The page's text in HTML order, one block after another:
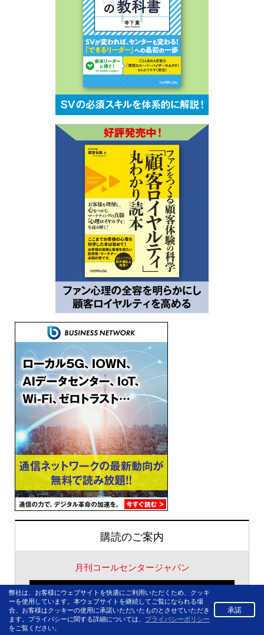
購読のご案内
月刊コールセンタージャパン
定期購読お申込み
バックナンバー購入
弊社は、お客様にウェブサイトを快適にご利用いただくため、クッキ
ーを使用しています。本ウェブサイトを継続してご覧になられる場
合、お客様はクッキーの使用に承諾いただいたものとさせていただき
ます。プライバシーに関する詳細については、 プライバシーポリシー
をご覧ください。
承諾